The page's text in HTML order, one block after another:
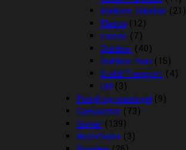
Dækken Tilbehør (21)
Fleece (12)
Lænde (7)
Outdoor (40)
Outdoor Rain (15)
Stald/Transport (4)
Uld (3)
Fortøj og martingal (9)
Gamascher (73)
Grimer (139)
Hestefoder (3)